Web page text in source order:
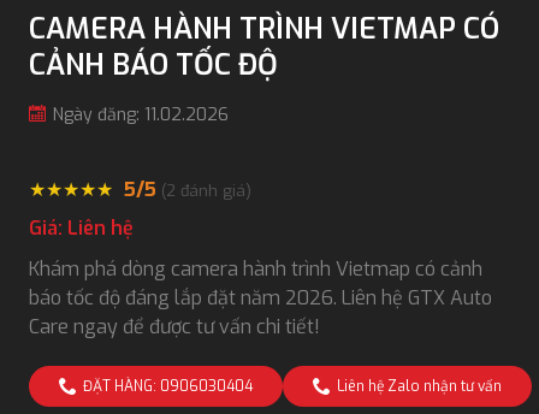
CAMERA HÀNH TRÌNH VIETMAP CÓ
CẢNH BÁO TỐC ĐỘ
Ngày đăng: 11.02.2026
★★★★★ 5/5 (2 đánh giá)
Giá: Liên hệ
Khám phá dòng camera hành trình Vietmap có cảnh
báo tốc độ đáng lắp đặt năm 2026. Liên hệ GTX Auto
Care ngay để được tư vấn chi tiết!
ĐẶT HÀNG: 0906030404 Liên hệ Zalo nhận tư vấn